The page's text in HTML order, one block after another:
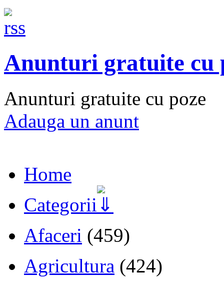
Anunturi gratuite cu
Anunturi gratuite cu poze
Adauga un anunt
Home
Categorii
Afaceri (459)
Agricultura (424)